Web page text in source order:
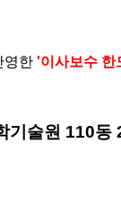
영한 '이사보수 한
기술원 110동